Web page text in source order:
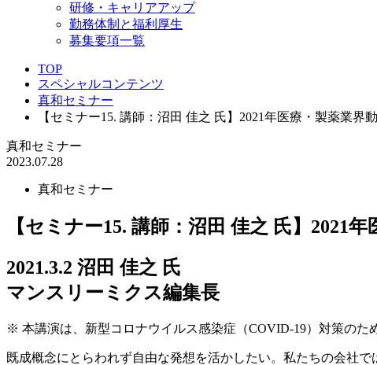
研修・キャリアアップ
勤務体制と福利厚生
募集要項一覧
TOP
スペシャルコンテンツ
真和セミナー
【セミナー15. 講師：沼田 佳之 氏】2021年医療・製薬業界
真和セミナー
2023.07.28
真和セミナー
【セミナー15. 講師：沼田 佳之 氏】2021
2021.3.2 沼田 佳之 氏
マンスリーミクス編集長
※ 本講演は、新型コロナウイルス感染症（COVID-19）対策のた
既成概念にとらわれず自由な発想を活かしたい。私たちの会社